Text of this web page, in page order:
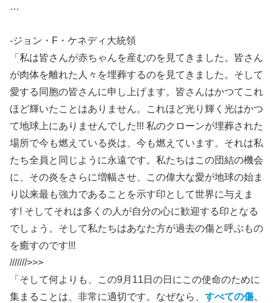
…
-ジョン・F・ケネディ大統領
「私は皆さんが赤ちゃんを産むのを見てきました。皆さん
が肉体を離れた人々を埋葬するのを見てきました。そして
愛する同胞の皆さんに申し上げます。皆さんはかつてこれ
ほど輝いたことはありません。これほど光り輝く光はかつ
て地球上にありませんでした!!! 私のクローンが埋葬された
場所で今も燃えている炎は、今も燃えています。それは私
たち全員と同じように永遠です。私たちはこの団結の機会
に、その炎をさらに増幅させ、この偉大な愛が地球の始ま
り以来最も強力であることを示す印として世界に与えま
す! そしてそれは多くの人が自分の心に歓迎する印となる
でしょう。そして私たちはあなた方が過去の傷と呼ぶもの
を癒すのです!!!
///////>>>
「そして何よりも、この9月11日の日にこの使命のために
集まることは、非常に適切です。なぜなら、 すべての傷、